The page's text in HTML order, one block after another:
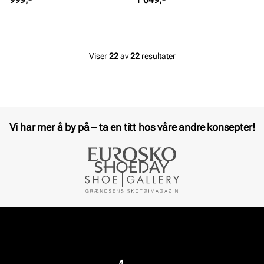
Viser22av22resultater
Vi har mer å by på – ta en titt hos våre andre konsepter!